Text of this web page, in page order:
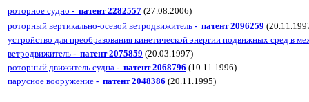
роторное судно - патент 2282557 (27.08.2006)
роторный вертикально-осевой ветродвижитель - патент 2096259
устройство для преобразования кинетической энергии подвижных сред в
ветродвижитель - патент 2075859 (20.03.1997)
роторный движитель судна - патент 2068796 (10.11.1996)
парусное вооружение - патент 2048386 (20.11.1995)